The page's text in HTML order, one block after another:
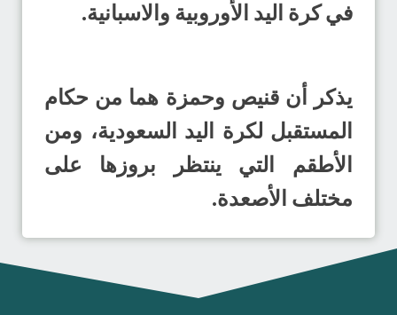
في كرة اليد الأوروبية والاسبانية.
يذكر أن قنيص وحمزة هما من حكام
المستقبل لكرة اليد السعودية، ومن
الأطقم التي ينتظر بروزها على
مختلف الأصعدة.